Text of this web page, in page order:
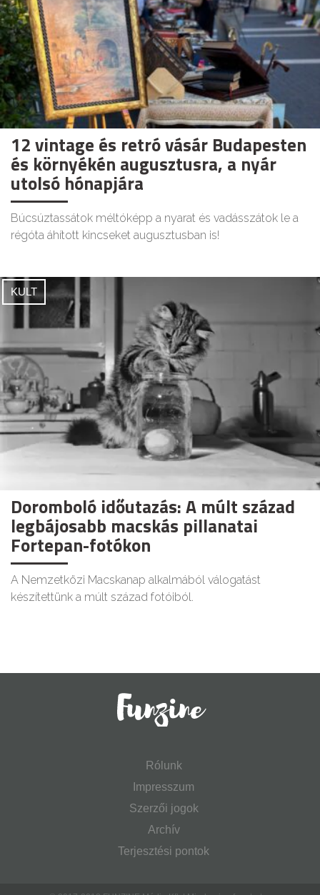
12 vintage és retró vásár Budapesten
és környékén augusztusra, a nyár
utolsó hónapjára
Búcsúztassátok méltóképp a nyarat és vadásszátok le a
régóta áhított kincseket augusztusban is!
KULT
Doromboló időutazás: A múlt század
legbájosabb macskás pillanatai
Fortepan-fotókon
A Nemzetközi Macskanap alkalmából válogatást
készítettünk a múlt század fotóiból.
Rólunk
Impresszum
Szerzői jogok
Archív
Terjesztési pontok